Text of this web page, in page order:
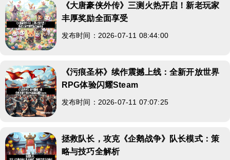
《大唐豪侠外传》三测火热开启！新老玩家
丰厚奖励全面享受
发布时间：2026-07-11 08:44:00
《污痕圣杯》续作震撼上线：全新开放世界
RPG体验闪耀Steam
发布时间：2026-07-11 07:07:25
拯救队长，攻克《企鹅战争》队长模式：策
略与技巧全解析